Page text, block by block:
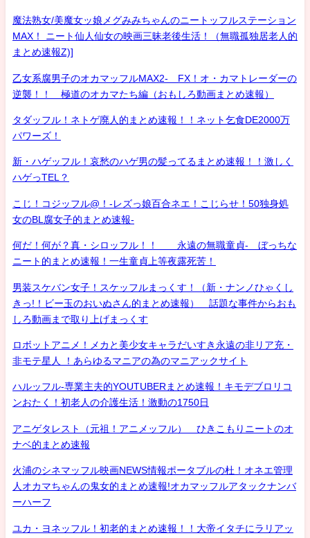
魔法熟女/美魔女ッ娘メグみみちゃんのニートッフルステーション
MAX！ ニート仙人仙女の映画三昧老後生活！（無職孤独居老人的
まとめ速報Z)]
乙女系腐男子のオカマッフルMAX2- FX！オ・カマトレーダーの
逆襲！！ 極道のオカマたち編（おもしろ動画まとめ速報）
タダッフル！ネトゲ廃人的まとめ速報！！ネット乞食DE2000万
パワーズ！
新・ハゲッフル！哀愁のハゲ男の髪ってるまとめ速報！！激しく
ハゲっTEL？
こじ！コジッフル@！-レズっ娘百合ネエ！こじらせ！50独身処
女のBL腐女子的まとめ速報-
何だ！何が？真・シロッフル！！ 永遠の無職童貞- ぼっちな
ニート的まとめ速報！一生童貞上等夜露死苦！
男装スケバン女子！スケッフルまっくす！（新・ナンノひゃくし
きっ!！ビー玉のおいぬさん的まとめ速報） 話題な事件からおも
しろ動画まで取り上げまっくす
ロボットアニメ！メカと美少女キャラだいすき永遠の非リア充・
非モテ星人 ！あらゆるマニアの為のマニアックサイト
ハルッフル-専業主夫的YOUTUBERまとめ速報！キモデブロリコ
ンおたく！初老人の介護生活！激動の1750日
アニゲタレスト（元祖！アニメッフル） ひきこもりニートのオ
ナベ的まとめ速報
火浦のシネマッフル映画NEWS情報ポータブルの杜！オネエ管理
人オカマちゃんの鬼女的まとめ速報!オカマッフルアタックナンバ
ーハーフ
ユカ・ヨネッフル！初老的まとめ速報！！大帝イタチにラリアッ